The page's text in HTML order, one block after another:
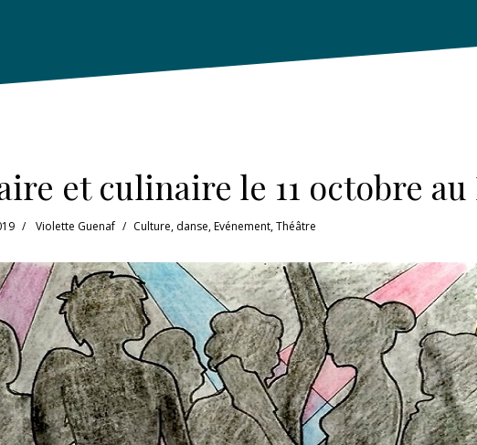
et culinaire le 11 octobre au
Violette Guenaf Culture, danse,Evénement,Théâtre